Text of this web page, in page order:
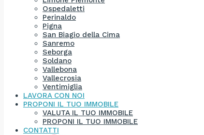
Ospedaletti
Perinaldo
Pigna
San Biagio della Cima
Sanremo
Seborga
Soldano
Vallebona
Vallecrosia
Ventimiglia
LAVORA CON NOI
PROPONI IL TUO IMMOBILE
VALUTA IL TUO IMMOBILE
PROPONI IL TUO IMMOBILE
CONTATTI